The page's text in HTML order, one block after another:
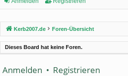
Kerb2007.de Foren-Übersicht
Dieses Board hat keine Foren.
Anmelden • Registrieren